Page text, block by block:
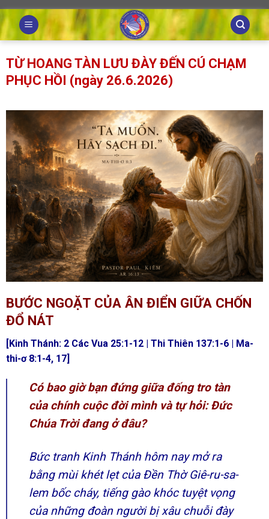
Skip
to
content
TỪ HOANG TÀN LƯU ĐÀY ĐẾN CÚ CHẠM
PHỤC HỒI (ngày 26.6.2026)
BƯỚC NGOẶT CỦA ÂN ĐIỂN GIỮA CHỐN
ĐỔ NÁT
[Kinh Thánh: 2 Các Vua 25:1-12 | Thi Thiên 137:1-6 | Ma-
thi-ơ 8:1-4, 17]
Có bao giờ bạn đứng giữa đống tro tàn
của chính cuộc đời mình và tự hỏi: Đức
Chúa Trời đang ở đâu?
Bức tranh Kinh Thánh hôm nay mở ra
bằng mùi khét lẹt của Đền Thờ Giê-ru-sa-
lem bốc cháy, tiếng gào khóc tuyệt vọng
của những đoàn người bị xâu chuỗi đày